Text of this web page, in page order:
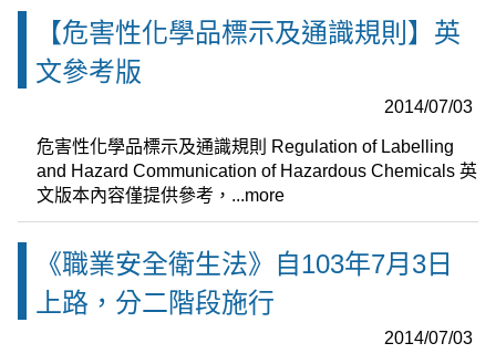
【危害性化學品標示及通識規則】英
文參考版
2014/07/03
危害性化學品標示及通識規則 Regulation of Labelling
and Hazard Communication of Hazardous Chemicals 英
文版本內容僅提供參考，...more
《職業安全衛生法》自103年7月3日
上路，分二階段施行
2014/07/03